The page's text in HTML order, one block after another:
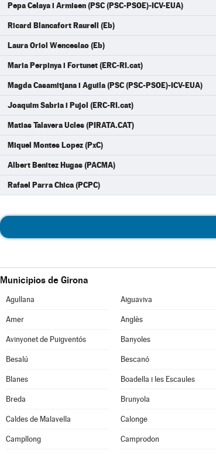
Pepa Celaya i Armisen (PSC (PSC-PSOE)-ICV-EUA)
Ricard Blancafort Raurell (Eb)
Laura Oriol Wenceslao (Eb)
Maria Perpinya i Fortunet (ERC-RI.cat)
Magda Casamitjana i Aguila (PSC (PSC-PSOE)-ICV-EUA)
Joaquim Sabria i Pujol (ERC-RI.cat)
Matias Talavera Ucles (PIRATA.CAT)
Miquel Montes Lopez (PxC)
Albert Benitez Hugas (PACMA)
Rafael Parra Chica (PCPC)
Municipios de Girona
Agullana Aiguaviva
Amer Anglès
Avinyonet de Puigventós Banyoles
Besalú Bescanó
Blanes Boadella i les Escaules
Breda Brunyola
Caldes de Malavella Calonge
Campllong Camprodon